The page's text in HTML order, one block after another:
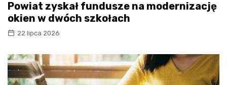
Powiat zyskał fundusze na modernizację
okien w dwóch szkołach
22 lipca 2026